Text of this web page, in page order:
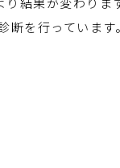
断を行っています。